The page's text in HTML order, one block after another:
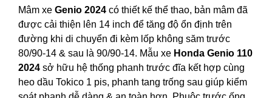
Mâm xe Genio 2024 có thiết kế thể thao, bản mâm đã
được cải thiện lên 14 inch để tăng độ ổn định trên
đường khi di chuyển đi kèm lốp không săm trước
80/90-14 & sau là 90/90-14. Mẫu xe Honda Genio 110
2024 sở hữu hệ thống phanh trước đĩa kết hợp cùng
heo dầu Tokico 1 pis, phanh tang trống sau giúp kiểm